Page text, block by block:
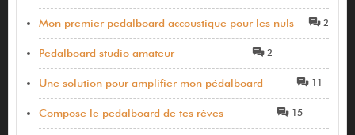
Mon premier pedalboard accoustique pour les nuls 2
Pedalboard studio amateur 2
Une solution pour amplifier mon pédalboard 11
Compose le pedalboard de tes rêves 15